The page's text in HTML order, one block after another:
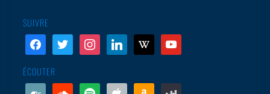
SUIVRE
facebooktwitter instagramlinkedinwikipediayoutube
ÉCOUTER
bandcampsoundcloud
spotify apple amazondeezer